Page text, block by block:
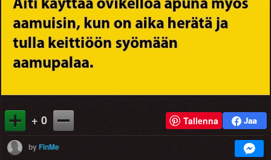
+ 0 Tallenna
byFinMe